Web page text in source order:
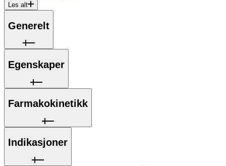
Les alt
Generelt
Egenskaper
Farmakokinetikk
Indikasjoner